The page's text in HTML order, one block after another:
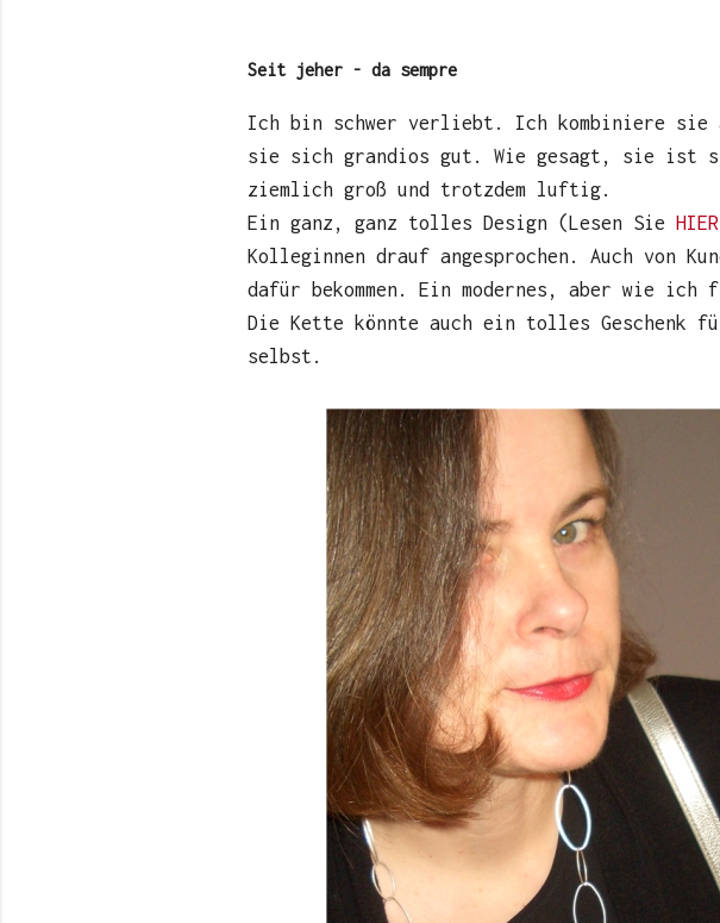
Seit jeher - da sempre
Ich bin schwer verliebt. Ich kombiniere sie
sie sich grandios gut. Wie gesagt, sie ist
ziemlich groß und trotzdem luftig.
Ein ganz, ganz tolles Design (Lesen Sie HIER
Kolleginnen drauf angesprochen. Auch von
dafür bekommen. Ein modernes, aber wie
Die Kette könnte auch ein tolles Geschenk
selbst.